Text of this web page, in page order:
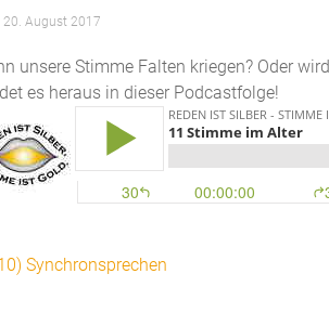
20. August 2017
unsere Stimme Falten kriegen? Oder
es heraus in dieser Podcastfolge!
Synchronsprechen